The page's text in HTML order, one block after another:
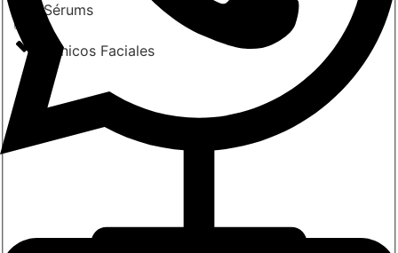
Sérums
Tónicos Faciales